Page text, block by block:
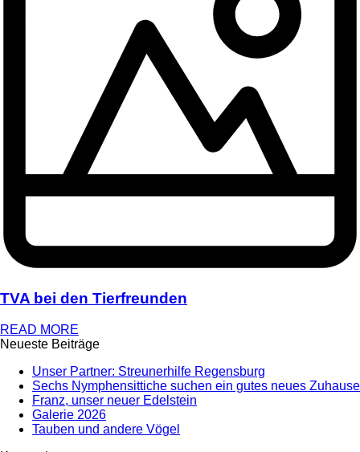
TVA bei den Tierfreunden
READ MORE
Neueste Beiträge
Unser Partner: Streunerhilfe Regensburg
Sechs Nymphensittiche suchen ein gutes neues Zuhause
Franz, unser neuer Edelstein
Galerie 2026
Tauben und andere Vögel